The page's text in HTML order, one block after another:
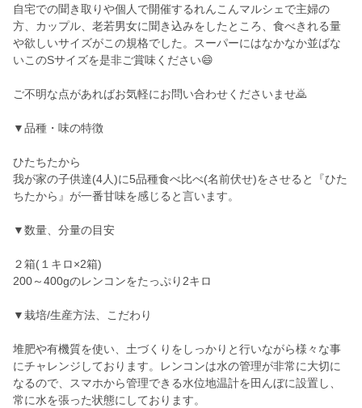
自宅での聞き取りや個人で開催するれんこんマルシェで主婦の
方、カップル、老若男女に聞き込みをしたところ、食べきれる量
や欲しいサイズがこの規格でした。スーパーにはなかなか並ばな
いこのSサイズを是非ご賞味ください😄
ご不明な点があればお気軽にお問い合わせくださいませ🙇
▼品種・味の特徴
ひたちたから
我が家の子供達(4人)に5品種食べ比べ(名前伏せ)をさせると『ひた
ちたから』が一番甘味を感じると言います。
▼数量、分量の目安
２箱(１キロ×2箱)
200～400gのレンコンをたっぷり2キロ
▼栽培/生産方法、こだわり
堆肥や有機質を使い、土づくりをしっかりと行いながら様々な事
にチャレンジしております。レンコンは水の管理が非常に大切に
なるので、スマホから管理できる水位地温計を田んぼに設置し、
常に水を張った状態にしております。